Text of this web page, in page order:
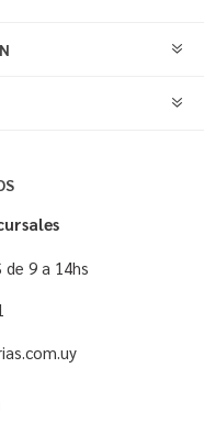
de 9 a 14hs